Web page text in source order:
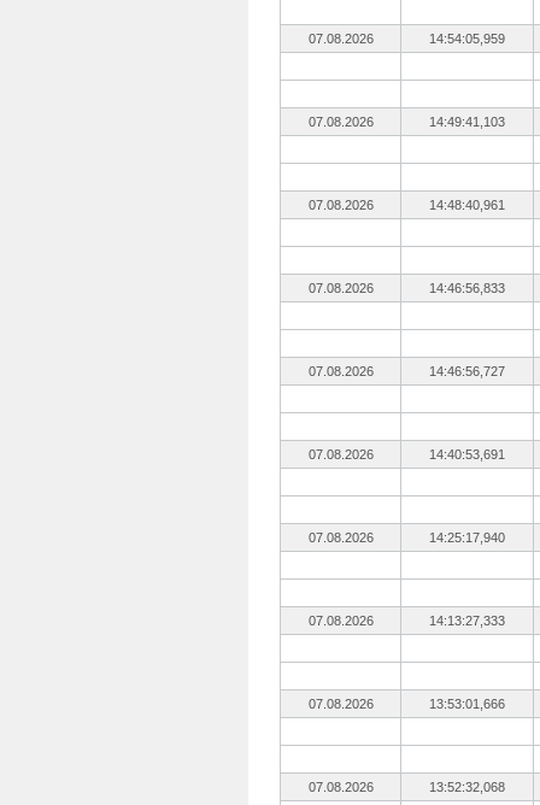
07.08.2026 14:54:05,959
07.08.2026 14:49:41,103
07.08.2026 14:48:40,961
07.08.2026 14:46:56,833
07.08.2026 14:46:56,727
07.08.2026 14:40:53,691
07.08.2026 14:25:17,940
07.08.2026 14:13:27,333
07.08.2026 13:53:01,666
07.08.2026 13:52:32,068